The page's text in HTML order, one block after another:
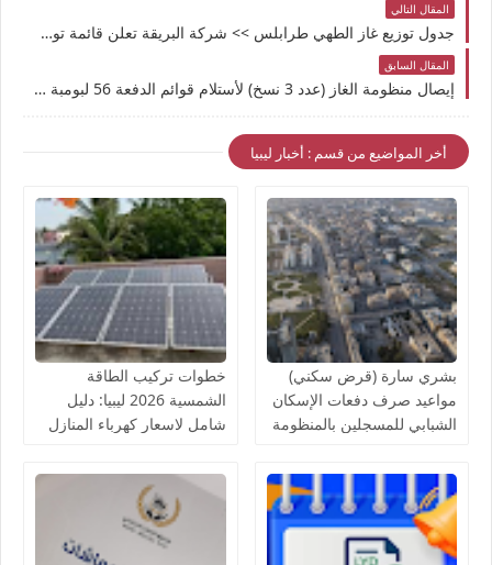
المقال التالي
جدول توزيع غاز الطهي طرابلس >> شركة البريقة تعلن قائمة توزيع أسطوانات الغاز ليوم الأحد 26/4/2026 في المنطقة الوسطى
المقال السابق
إيصال منظومة الغاز (عدد 3 نسخ) لأستلام قوائم الدفعة 56 لبومبة شركة البريقة لتسويق النفط
أخر المواضيع من قسم : أخبار ليبيا
بشري سارة (قرض سكني)
مواعيد صرف دفعات الإسكان
الشبابي للمسجلين بالمنظومة
خطوات تركيب الطاقة
الشمسية 2026 ليبيا: دليل
شامل لاسعار كهرباء المنازل